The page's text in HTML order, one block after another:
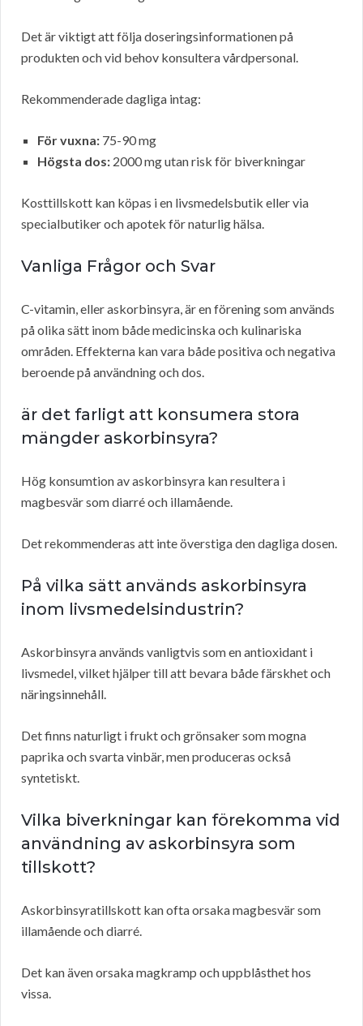
Det är viktigt att följa doseringsinformationen på
produkten och vid behov konsultera vårdpersonal.
Rekommenderade dagliga intag:
För vuxna: 75-90 mg
Högsta dos: 2000 mg utan risk för biverkningar
Kosttillskott kan köpas i en livsmedelsbutik eller via
specialbutiker och apotek för naturlig hälsa.
Vanliga Frågor och Svar
C-vitamin, eller askorbinsyra, är en förening som används
på olika sätt inom både medicinska och kulinariska
områden. Effekterna kan vara både positiva och negativa
beroende på användning och dos.
är det farligt att konsumera stora
mängder askorbinsyra?
Hög konsumtion av askorbinsyra kan resultera i
magbesvär som diarré och illamående.
Det rekommenderas att inte överstiga den dagliga dosen.
På vilka sätt används askorbinsyra
inom livsmedelsindustrin?
Askorbinsyra används vanligtvis som en antioxidant i
livsmedel, vilket hjälper till att bevara både färskhet och
näringsinnehåll.
Det finns naturligt i frukt och grönsaker som mogna
paprika och svarta vinbär, men produceras också
syntetiskt.
Vilka biverkningar kan förekomma vid
användning av askorbinsyra som
tillskott?
Askorbinsyratillskott kan ofta orsaka magbesvär som
illamående och diarré.
Det kan även orsaka magkramp och uppblåsthet hos
vissa.